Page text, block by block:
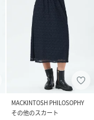
MACKINTOSH PHILOSOPHY
その他のスカート